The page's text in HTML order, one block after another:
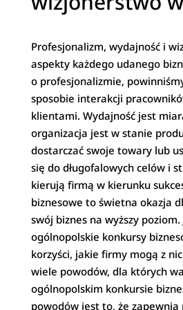
Profesjonalizm, wydajność i
aspekty każdego udanego
o profesjonalizmie,
sposobie interakcji
klientami. Wydajność jest
organizacja jest w stanie
dostarczać swoje towary lub
się do długofalowych celów i
kierują firmą w kierunku
biznesowe to świetna okazja
swój biznes na wyższy poziom.
ogólnopolskie konkursy
korzyści, jakie firmy mogą z
wiele powodów, dla których
ogólnopolskim konkursie
powodów jest to, że zapewnia